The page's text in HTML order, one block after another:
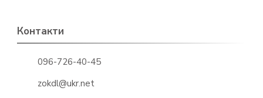
Контакти
096-726-40-45
zokdl@ukr.net